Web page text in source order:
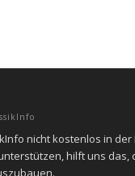
nicht kostenlos in der
hilft uns das,